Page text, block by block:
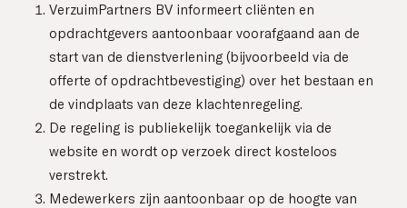
VerzuimPartners BV informeert cliënten en
opdrachtgevers aantoonbaar voorafgaand aan de
start van de dienstverlening (bijvoorbeeld via de
offerte of opdrachtbevestiging) over het bestaan en
de vindplaats van deze klachtenregeling.
De regeling is publiekelijk toegankelijk via de
website en wordt op verzoek direct kosteloos
verstrekt.
Medewerkers zijn aantoonbaar op de hoogte van